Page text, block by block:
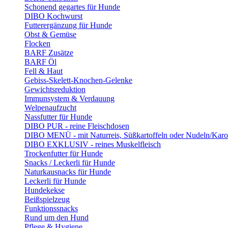
Schonend gegartes für Hunde
DIBO Kochwurst
Futterergänzung für Hunde
Obst & Gemüse
Flocken
BARF Zusätze
BARF Öl
Fell & Haut
Gebiss-Skelett-Knochen-Gelenke
Gewichtsreduktion
Immunsystem & Verdauung
Welpenaufzucht
Nassfutter für Hunde
DIBO PUR - reine Fleischdosen
DIBO MENÜ - mit Naturreis, Süßkartoffeln oder Nudeln/
DIBO EXKLUSIV - reines Muskelfleisch
Trockenfutter für Hunde
Snacks / Leckerli für Hunde
Naturkausnacks für Hunde
Leckerli für Hunde
Hundekekse
Beißspielzeug
Funktionssnacks
Rund um den Hund